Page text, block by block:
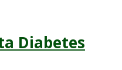
Diabetes